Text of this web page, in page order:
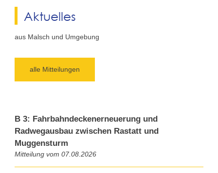
Aktuelles
aus Malsch und Umgebung
alle Mitteilungen
07.08.2026
B 3: Fahrbahndeckenerneuerung und
Radwegausbau zwischen Rastatt und
Muggensturm